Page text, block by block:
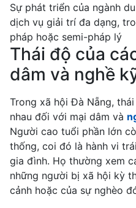
Sự phát triển của ngành
dịch vụ giải trí đa dạng,
pháp hoặc semi-pháp lý
Thái độ của
dâm và nghề
Trong xã hội Đà Nẵng,
nhau đối với mại dâm và
Người cao tuổi phần lớn
thống, coi đó là hành vi
gia đình. Họ thường xem
những người bị xã hội kỳ
cảnh hoặc của sự nghèo